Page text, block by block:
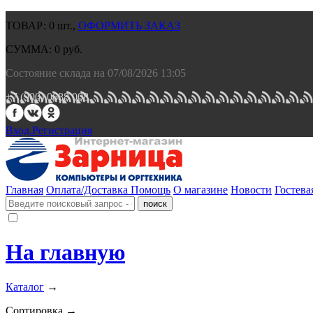
ТОВАР: 0 шт., ОФОРМИТЬ ЗАКАЗ
СУММА: 0 руб.
Состояние склада на 07/08/2026 13:05
+7 (900) 0688 008.
Вход.Регистрация
Главная Оплата/Доставка Помощь О магазине Новости
На главную
Каталог →
Сортировка →